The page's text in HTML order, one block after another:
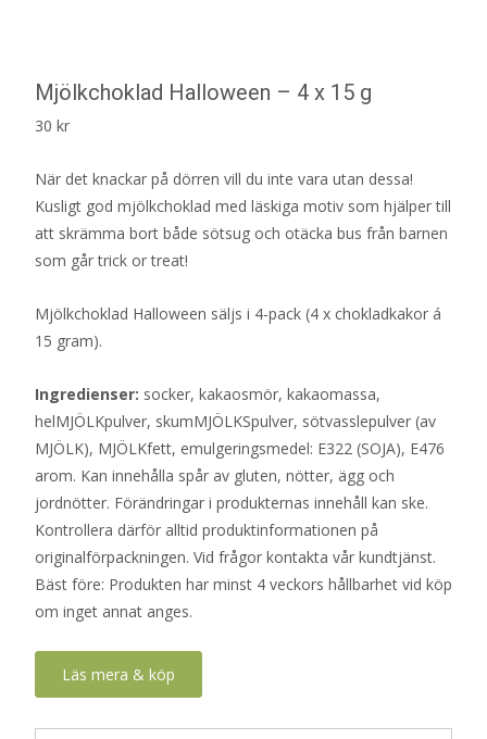
Mjölkchoklad Halloween – 4 x 15 g
30 kr
När det knackar på dörren vill du inte vara utan dessa!
Kusligt god mjölkchoklad med läskiga motiv som hjälper till
att skrämma bort både sötsug och otäcka bus från barnen
som går trick or treat!
Mjölkchoklad Halloween säljs i 4-pack (4 x chokladkakor á
15 gram).
Ingredienser: socker, kakaosmör, kakaomassa,
helMJÖLKpulver, skumMJÖLKSpulver, sötvasslepulver (av
MJÖLK), MJÖLKfett, emulgeringsmedel: E322 (SOJA), E476
arom. Kan innehålla spår av gluten, nötter, ägg och
jordnötter. Förändringar i produkternas innehåll kan ske.
Kontrollera därför alltid produktinformationen på
originalförpackningen. Vid frågor kontakta vår kundtjänst.
Bäst före: Produkten har minst 4 veckors hållbarhet vid köp
om inget annat anges.
Läs mera & köp